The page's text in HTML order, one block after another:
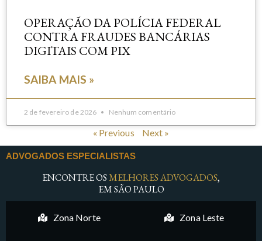
OPERAÇÃO DA POLÍCIA FEDERAL
CONTRA FRAUDES BANCÁRIAS
DIGITAIS COM PIX
SAIBA MAIS »
2 de fevereiro de 2026 Nenhum comentário
« Previous Next »
ADVOGADOS ESPECIALISTAS
ENCONTRE OSMELHORES ADVOGADOS,
EM SÃO PAULO
Zona Norte Zona Leste